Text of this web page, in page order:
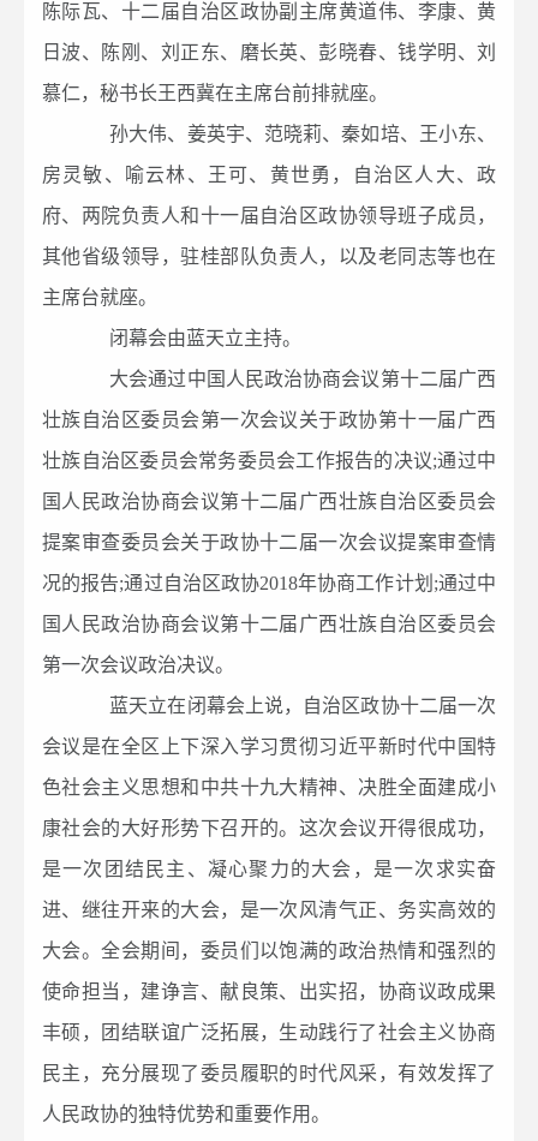
陈际瓦、十二届自治区政协副主席黄道伟、李康、黄
日波、陈刚、刘正东、磨长英、彭晓春、钱学明、刘
慕仁，秘书长王西冀在主席台前排就座。
孙大伟、姜英宇、范晓莉、秦如培、王小东、
房灵敏、喻云林、王可、黄世勇，自治区人大、政
府、两院负责人和十一届自治区政协领导班子成员，
其他省级领导，驻桂部队负责人，以及老同志等也在
主席台就座。
闭幕会由蓝天立主持。
大会通过中国人民政治协商会议第十二届广西
壮族自治区委员会第一次会议关于政协第十一届广西
壮族自治区委员会常务委员会工作报告的决议;通过中
国人民政治协商会议第十二届广西壮族自治区委员会
提案审查委员会关于政协十二届一次会议提案审查情
况的报告;通过自治区政协2018年协商工作计划;通过中
国人民政治协商会议第十二届广西壮族自治区委员会
第一次会议政治决议。
蓝天立在闭幕会上说，自治区政协十二届一次
会议是在全区上下深入学习贯彻习近平新时代中国特
色社会主义思想和中共十九大精神、决胜全面建成小
康社会的大好形势下召开的。这次会议开得很成功，
是一次团结民主、凝心聚力的大会，是一次求实奋
进、继往开来的大会，是一次风清气正、务实高效的
大会。全会期间，委员们以饱满的政治热情和强烈的
使命担当，建诤言、献良策、出实招，协商议政成果
丰硕，团结联谊广泛拓展，生动践行了社会主义协商
民主，充分展现了委员履职的时代风采，有效发挥了
人民政协的独特优势和重要作用。